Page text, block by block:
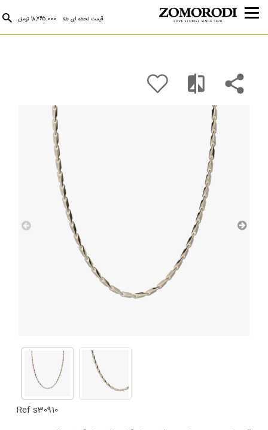
قیمت لحظه ای طلا 18,765,000 تومان
Ref s30910